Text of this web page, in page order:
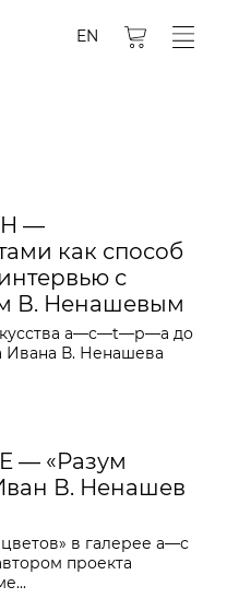
EN
—
как способ
с
В. Ненашевым
a—с—t—р—а до
Ивана В. Ненашева
— «Разум
В. Ненашев
в галерее a—с
проекта